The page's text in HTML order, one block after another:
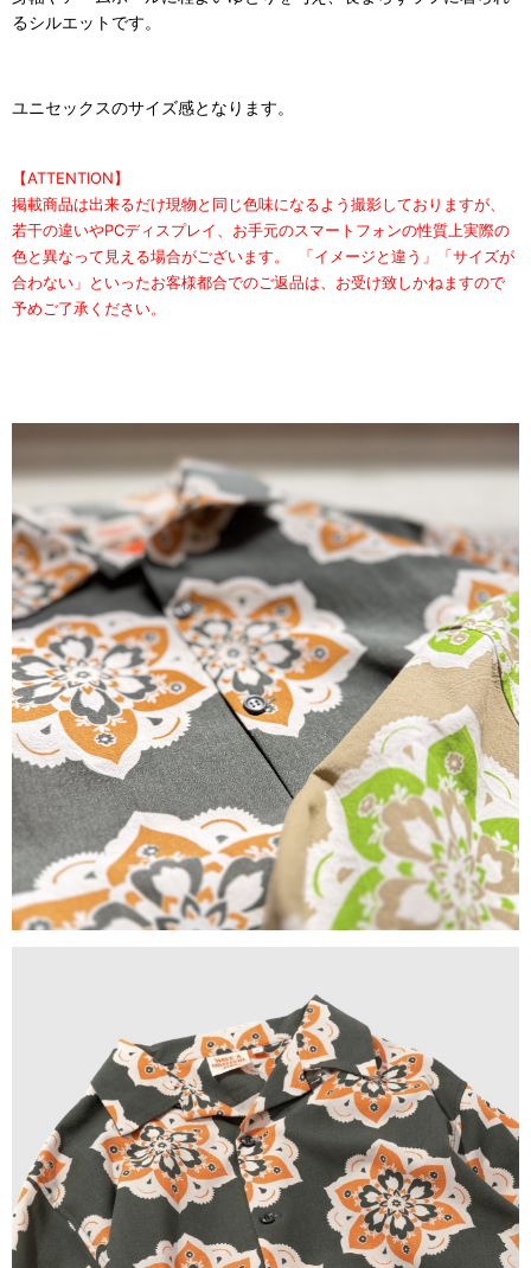
るシルエットです。
ユニセックスのサイズ感となります。
【ATTENTION】
掲載商品は出来るだけ現物と同じ色味になるよう撮影しておりますが、
若干の違いやPCディスプレイ、お手元のスマートフォンの性質上実際の
色と異なって見える場合がございます。 「イメージと違う」「サイズが
合わない」といったお客様都合でのご返品は、お受け致しかねますので
予めご了承ください。